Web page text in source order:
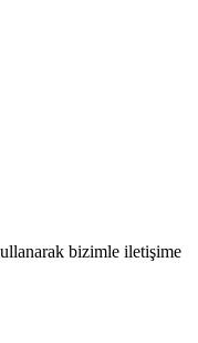
bizimle iletişime